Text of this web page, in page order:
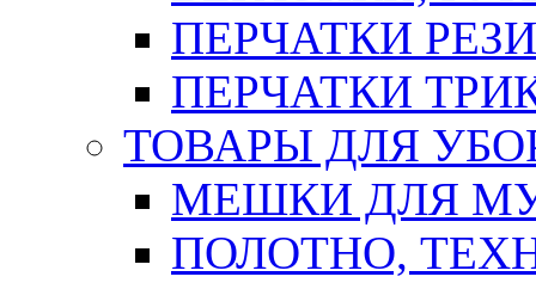
ПЕРЧАТКИ
ПЕРЧАТКИ
ТОВАРЫ ДЛЯ
МЕШКИ ДЛЯ
ПОЛОТНО,